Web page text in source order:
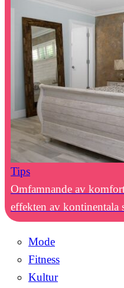
Tips
Omfamnande av
effekten av kontinentala
Mode
Fitness
Kultur